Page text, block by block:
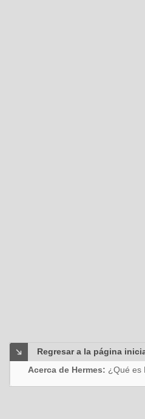
Regresar a la página
Acerca de Hermes: ¿Qué es